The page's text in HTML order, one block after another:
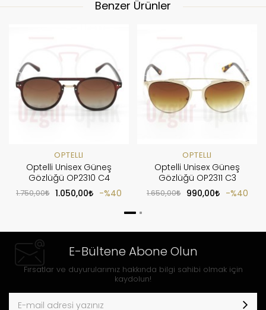
Benzer Ürünler
OPTELLI
Optelli Unisex Güneş
Gözlüğü OP2310 C4
1.750,00 1.050,00 %40
OPTELLI
Optelli Unisex Güneş
Gözlüğü OP2311 C3
1.650,00 990,00 %40
E-Bültene Abone Olun
Fırsatlar ve duyurularımız hakkında bilgi sahibi olmak için
kaydolun!